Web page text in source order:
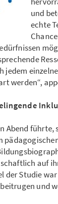
und
echte
werden“,
Abend führte,
auf
Studie
und